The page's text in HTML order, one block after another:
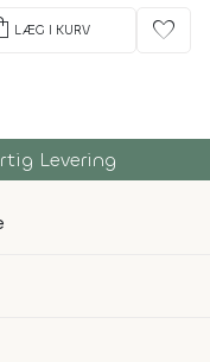
LÆG I KURV favorite
Levering